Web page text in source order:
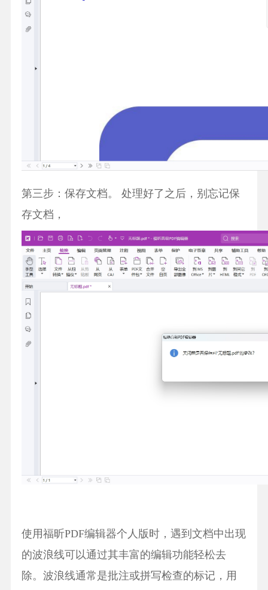
第三步：保存文档。 处理好了之后，别忘记保
存文档，
使用福昕PDF编辑器个人版时，遇到文档中出现
的波浪线可以通过其丰富的编辑功能轻松去
除。波浪线通常是批注或拼写检查的标记，用